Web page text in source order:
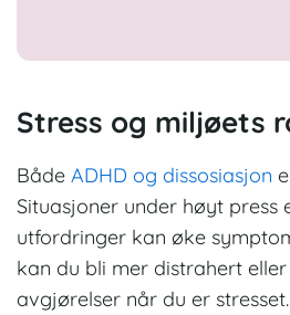
Stress og miljøets
Både ADHD og dissosiasjon
Situasjoner under høyt press
utfordringer kan øke
kan du bli mer distrahert
avgjørelser når du er